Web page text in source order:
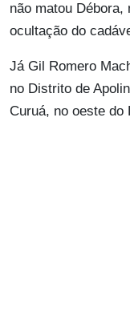
não matou
ocultação do
Já Gil Romero
no Distrito de
Curuá, no oeste do